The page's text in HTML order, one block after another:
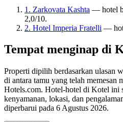
1. Zarkovata Kashta — hotel
2,0/10.
2. Hotel Imperia Fratelli —
Tempat menginap di
Properti dipilih berdasarkan ulasan
di antara tamu yang telah memesan
Hotels.com. Hotel-hotel di Kotel ini
kenyamanan, lokasi, dan
diperbarui pada 6 Agustus 2026.